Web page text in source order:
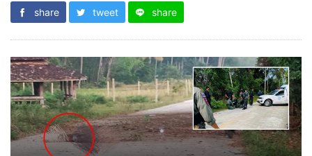
share tweet share